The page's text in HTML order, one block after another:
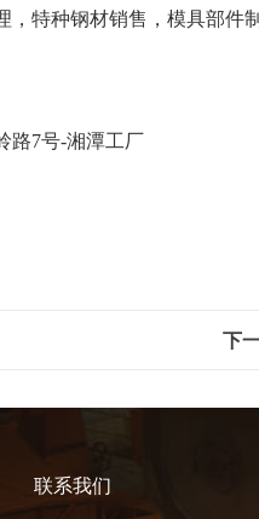
特种钢材销售，模具部件
路7号-湘潭工厂
下
联系我们